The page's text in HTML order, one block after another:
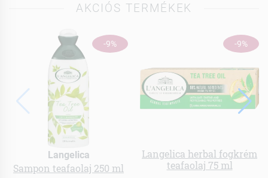
AKCIÓS TERMÉKEK
-9%
Langelica
Sampon teafaolaj 250 ml
-9%
Langelica herbal fogkrém
teafaolaj 75 ml